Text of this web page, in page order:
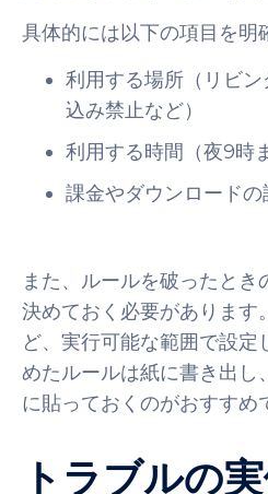
具体的には以下の項目を明
利用する場所（リビ
込み禁止など）
利用する時間（夜9時
課金やダウンロードの
また、ルールを破ったとき
決めておく必要があります
ど、実行可能な範囲で設
めたルールは紙に書き出し
に貼っておくのがおすすめ
トラブルの